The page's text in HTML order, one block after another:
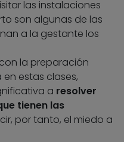
las instalaciones
son algunas de las
a la gestante los
la preparación
estas clases,
a resolver
tienen las
por tanto, el miedo a